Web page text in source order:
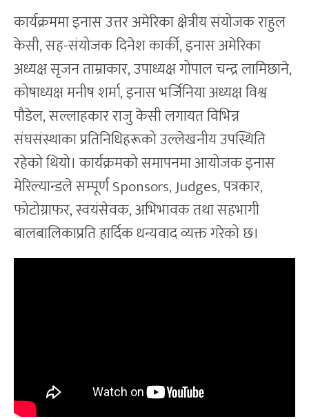
कार्यक्रममा इनास उत्तर अमेरिका क्षेत्रीय संयोजक राहुल
केसी, सह-संयोजक दिनेश कार्की, इनास अमेरिका
अध्यक्ष सृजन ताम्राकार, उपाध्यक्ष गोपाल चन्द्र लामिछाने,
कोषाध्यक्ष मनीष शर्मा, इनास भर्जिनिया अध्यक्ष विश्व
पौडेल, सल्लाहकार राजु केसी लगायत विभिन्न
संघसंस्थाका प्रतिनिधिहरूको उल्लेखनीय उपस्थिति
रहेको थियो। कार्यक्रमको समापनमा आयोजक इनास
मेरिल्यान्डले सम्पूर्ण Sponsors, Judges, पत्रकार,
फोटोग्राफर, स्वयंसेवक, अभिभावक तथा सहभागी
बालबालिकाप्रति हार्दिक धन्यवाद व्यक्त गरेको छ।